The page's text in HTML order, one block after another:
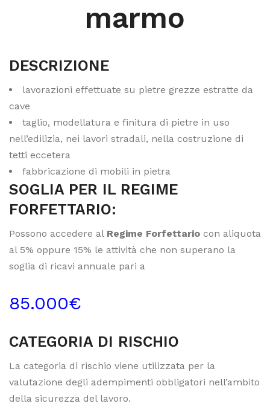
marmo
DESCRIZIONE
lavorazioni effettuate su pietre grezze estratte da
cave
taglio, modellatura e finitura di pietre in uso
nell’edilizia, nei lavori stradali, nella costruzione di
tetti eccetera
fabbricazione di mobili in pietra
SOGLIA PER IL REGIME
FORFETTARIO:
Possono accedere al Regime Forfettario con aliquota
al 5% oppure 15% le attività che non superano la
soglia di ricavi annuale pari a
85.000€
CATEGORIA DI RISCHIO
La categoria di rischio viene utilizzata per la
valutazione degli adempimenti obbligatori nell’ambito
della sicurezza del lavoro.